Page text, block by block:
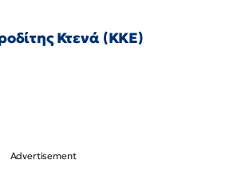
Κτενά (ΚΚΕ)